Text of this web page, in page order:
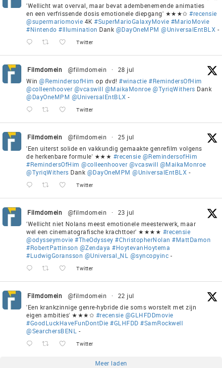
'Wellicht wat overval, maar bevat adembenemende animaties
en een verfrissende dosis emotionele diepgang' ★★★✩ #recensie
@supermariomovie 4K #SuperMarioGalaxyMovie #MarioMovie
#Nintendo #Illumination Dank @DayOneMPM @UniversalEntBLX -
Twitter
Filmdomein @filmdomein ·
28 jul
Win @RemindersofHim op dvd! #winactie #RemindersOfHim
@colleenhoover @vcaswill @MaikaMonroe @TyriqWithers Dank
@DayOneMPM @UniversalEntBLX -
Twitter
Filmdomein @filmdomein ·
25 jul
'Een uiterst solide en vakkundig gemaakte genrefilm volgens
de herkenbare formule' ★★★ #recensie @RemindersofHim
#RemindersOfHim @colleenhoover @vcaswill @MaikaMonroe
@TyriqWithers Dank @DayOneMPM @UniversalEntBLX -
Twitter
Filmdomein @filmdomein ·
23 jul
'Wellicht niet Nolans meest emotionele meesterwerk, maar
wel een cinematografische krachttoer' ★★★★ #recensie
@odysseymovie #TheOdyssey #ChristopherNolan #MattDamon
#RobertPattinson @Zendaya #HoytevanHoytema
#LudwigGoransson @Universal_NL @syncopyinc -
Twitter
Filmdomein @filmdomein ·
22 jul
'Een krankzinnige genre-hybride die soms worstelt met zijn
eigen ambities' ★★★✩ #recensie @GLHFDDmovie
#GoodLuckHaveFunDontDie #GLHFDD #SamRockwell
@SearchersBENL -
Twitter
Meer laden